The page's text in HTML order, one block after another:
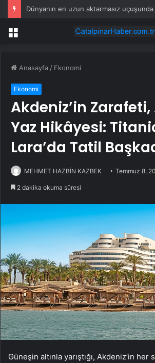
Menü
Anasayfa / Ekonomi
Ekonomi
Akdeniz’in
Yaz Hikâyesi:
Lara’da Tatil
MEHMET HAZBİN KAZBEK Temmuz 8,
2 dakika okuma süresi
Güneşin altınla yarıştığı, Akdeniz’in